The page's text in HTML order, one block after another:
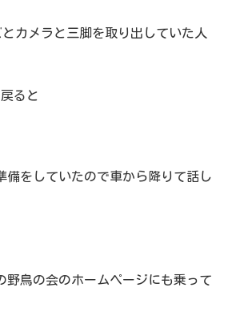
とカメラと三脚を取り出していた人
ると
備をしていたので車から降りて話し
野鳥の会のホームページにも乗って